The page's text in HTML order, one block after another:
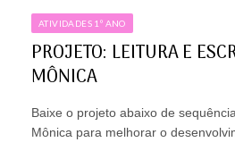
ATIVIDADES 1º ANO
PROJETO: LEITURA E
MÔNICA
Baixe o projeto abaixo de
Mônica para melhorar o